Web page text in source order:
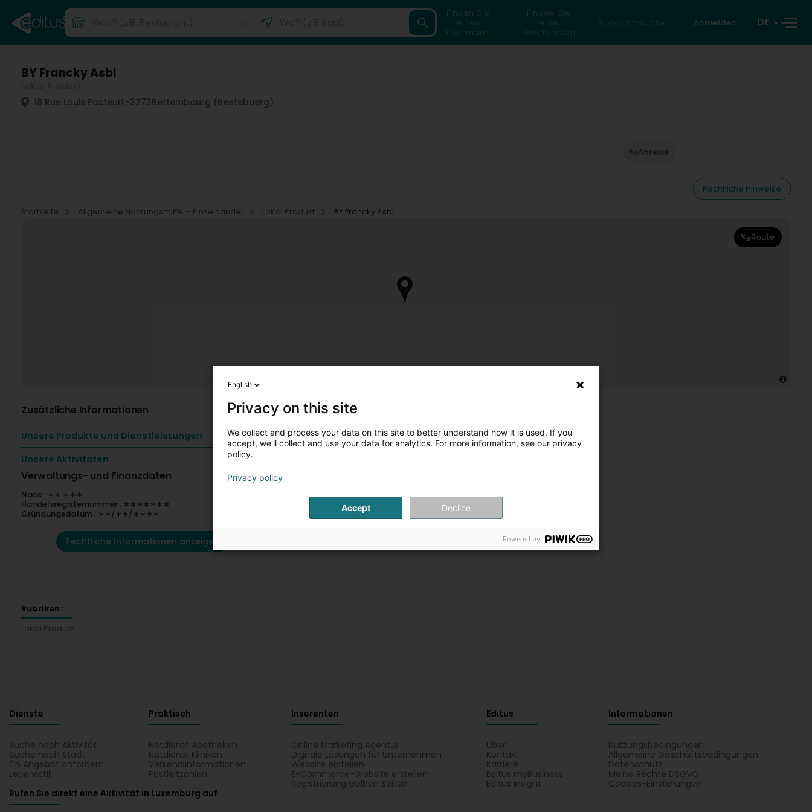
Finden Sie
einen
Fachmann
Finden Sie
eine
Privatperson
Rückwärtssuche Anmelden DE
BY Francky Asbl
18 Rue Louis PasteurL-3273Bettembourg (Beetebuerg)
Anreise
Rechtliche Hinweise
Startseite
Allgemeine Nahrungsmittel - Einzelhandel LoKal Produkt BY Francky Asbl
Route
Zusätzliche Informationen
Unsere Produkte und Dienstleistungen
Unsere Aktivitäten
Verwaltungs- und Finanzdaten
Nace : ∗∗.∗∗∗
Handelsregisternummer : ∗∗∗∗∗∗∗
Gründungsdatum : ∗∗/∗∗/∗∗∗∗
Rechtliche Informationen anzeigen
Rubriken :
LoKal Produkt
Dienste
Suche nach Aktivität
Suche nach Stadt
Ein Angebot anfordern
Lebensstill
Praktisch
Notdienst Apotheken
Notdienst Kliniken
Verkehrsinformationen
Postleitzahlen
Inserenten
Online Marketing Agentur
Digitale Lösungen für Unternehmen
Website erstellen
E-Commerce-Website erstellen
Registrierung Gelben Seiten
Editus
Über
Kontakt
Karriere
Editus myBusiness
Editus Insight
Informationen
Nutzungsbedingungen
Allgemeine Geschäftsbedingungen
Datenschutz
Meine Rechte DSGVO
Cookies-Einstellungen
Rufen Sie direkt eine Aktivität in Luxemburg auf
English
Privacy on this site
We collect and process your data on this site to better understand how it is used. If you
accept, we'll collect and use your data for analytics. For more information, see our privacy
policy.
Privacy policy
Accept Decline
Powered by